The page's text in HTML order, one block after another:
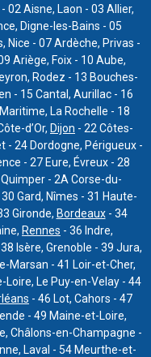
Aisne, Laon - 03 Allier,
Digne-les-Bains - 05
Nice - 07 Ardèche, Privas -
Ariège, Foix - 10 Aube,
Rodez - 13 Bouches-
- 15 Cantal, Aurillac - 16
La Rochelle - 18
d’Or, Dijon - 22 Côtes-
- 24 Dordogne, Périgueux -
- 27 Eure, Évreux - 28
- 2A Corse-du-
Gard, Nîmes - 31 Haute-
Gironde, Bordeaux- 34
Rennes - 36 Indre,
Isère, Grenoble - 39 Jura,
Marsan - 41 Loir-et-Cher,
Loire, Le Puy-en-Velay - 44
- 46 Lot, Cahors - 47
- 49 Maine-et-Loire,
Châlons-en-Champagne -
Laval - 54 Meurthe-et-